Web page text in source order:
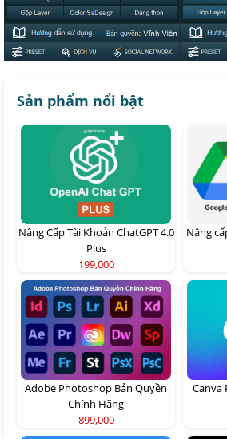
Sản phẩm nổi bật
Nâng Cấp Tài Khoản ChatGPT 4.0
Plus
199,000
Nâng
Adobe Photoshop Bản Quyền
Chính Hãng
899,000
Canva